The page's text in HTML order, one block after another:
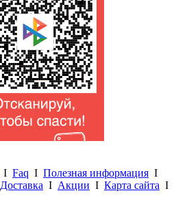
I Faq I Полезная информация I
Доставка I Акции I Карта сайта I